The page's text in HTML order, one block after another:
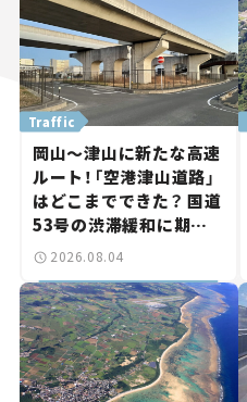
Traffic
岡山～津山に新たな高速
ルート！「空港津山道路」
はどこまでできた？ 国道
53号の渋滞緩和に期待。
岡山市側でも動きが【い
2026.08.04